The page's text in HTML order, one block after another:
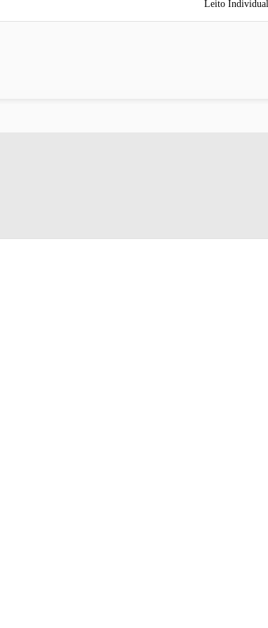
Leito Individual